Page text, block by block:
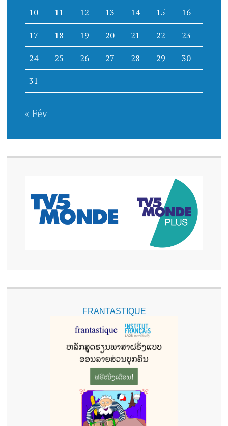
10 11 12 13 14 15 16
17 18 19 20 21 22 23
24 25 26 27 28 29 30
31
« Fév
FRANTASTIQUE